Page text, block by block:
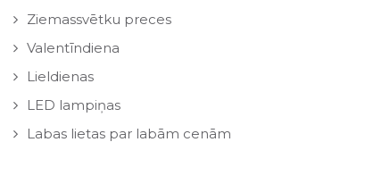
Ziemassvētku preces
Valentīndiena
Lieldienas
LED lampiņas
Labas lietas par labām cenām